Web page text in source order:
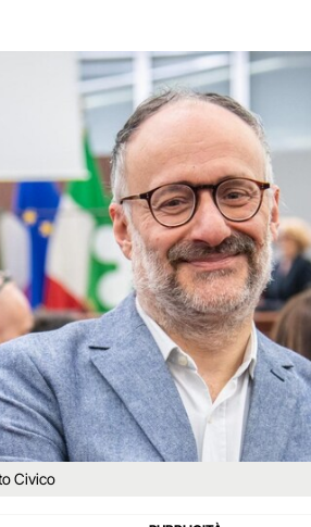
Civico